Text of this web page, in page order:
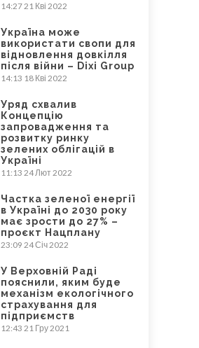
14:2721 Кві 2022
Україна може
використати свопи для
відновлення довкілля
після війни – Dixi Group
14:13 18 Кві 2022
Уряд схвалив
Концепцію
запровадження та
розвитку ринку
зелених облігацій в
Україні
11:13 24 Лют 2022
Частка зеленої енергії
в Україні до 2030 року
має зрости до 27% –
проєкт Нацплану
23:09 24 Січ 2022
У Верховній Раді
пояснили, яким буде
механізм екологічного
страхування для
підприємств
12:43 21 Гру 2021